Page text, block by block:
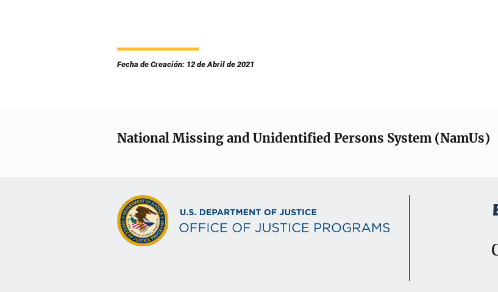
Fecha de Creación: 12 de Abril de 2021
National Missing and Unidentified Persons System (NamUs)